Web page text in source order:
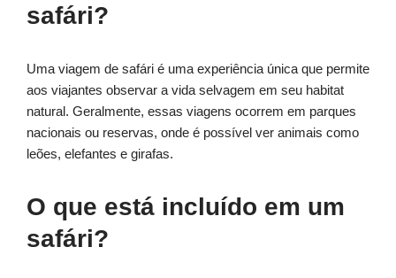
safári?
Uma viagem de safári é uma experiência única que permite
aos viajantes observar a vida selvagem em seu habitat
natural. Geralmente, essas viagens ocorrem em parques
nacionais ou reservas, onde é possível ver animais como
leões, elefantes e girafas.
O que está incluído em um
safári?